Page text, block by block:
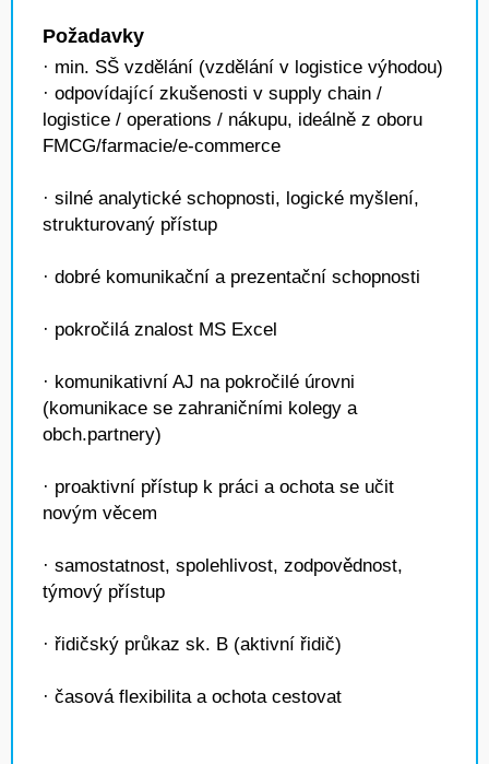
Požadavky
· min. SŠ vzdělání (vzdělání v logistice výhodou)
· odpovídající zkušenosti v supply chain /
logistice / operations / nákupu, ideálně z oboru
FMCG/farmacie/e-commerce
· silné analytické schopnosti, logické myšlení,
strukturovaný přístup
· dobré komunikační a prezentační schopnosti
· pokročilá znalost MS Excel
· komunikativní AJ na pokročilé úrovni
(komunikace se zahraničními kolegy a
obch.partnery)
· proaktivní přístup k práci a ochota se učit
novým věcem
· samostatnost, spolehlivost, zodpovědnost,
týmový přístup
· řidičský průkaz sk. B (aktivní řidič)
· časová flexibilita a ochota cestovat